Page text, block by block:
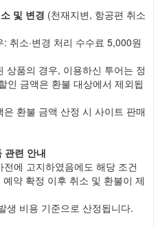
및 변경 (천재지변, 항공편 취소
취소·변경 처리 수수료 5,000원
상품의 경우, 이용하신 투어는 정
인 금액은 환불 대상에서 제외됩
환불 금액 산정 시 사이트 판매
관련 안내
에 고지하였음에도 해당 조건
약 확정 이후 취소 및 환불이 제
생 비용 기준으로 산정됩니다.